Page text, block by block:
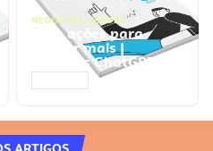
NEGÓCIOS, VENDAS
Faça ações para
vender mais |
Prompts ChatGPT